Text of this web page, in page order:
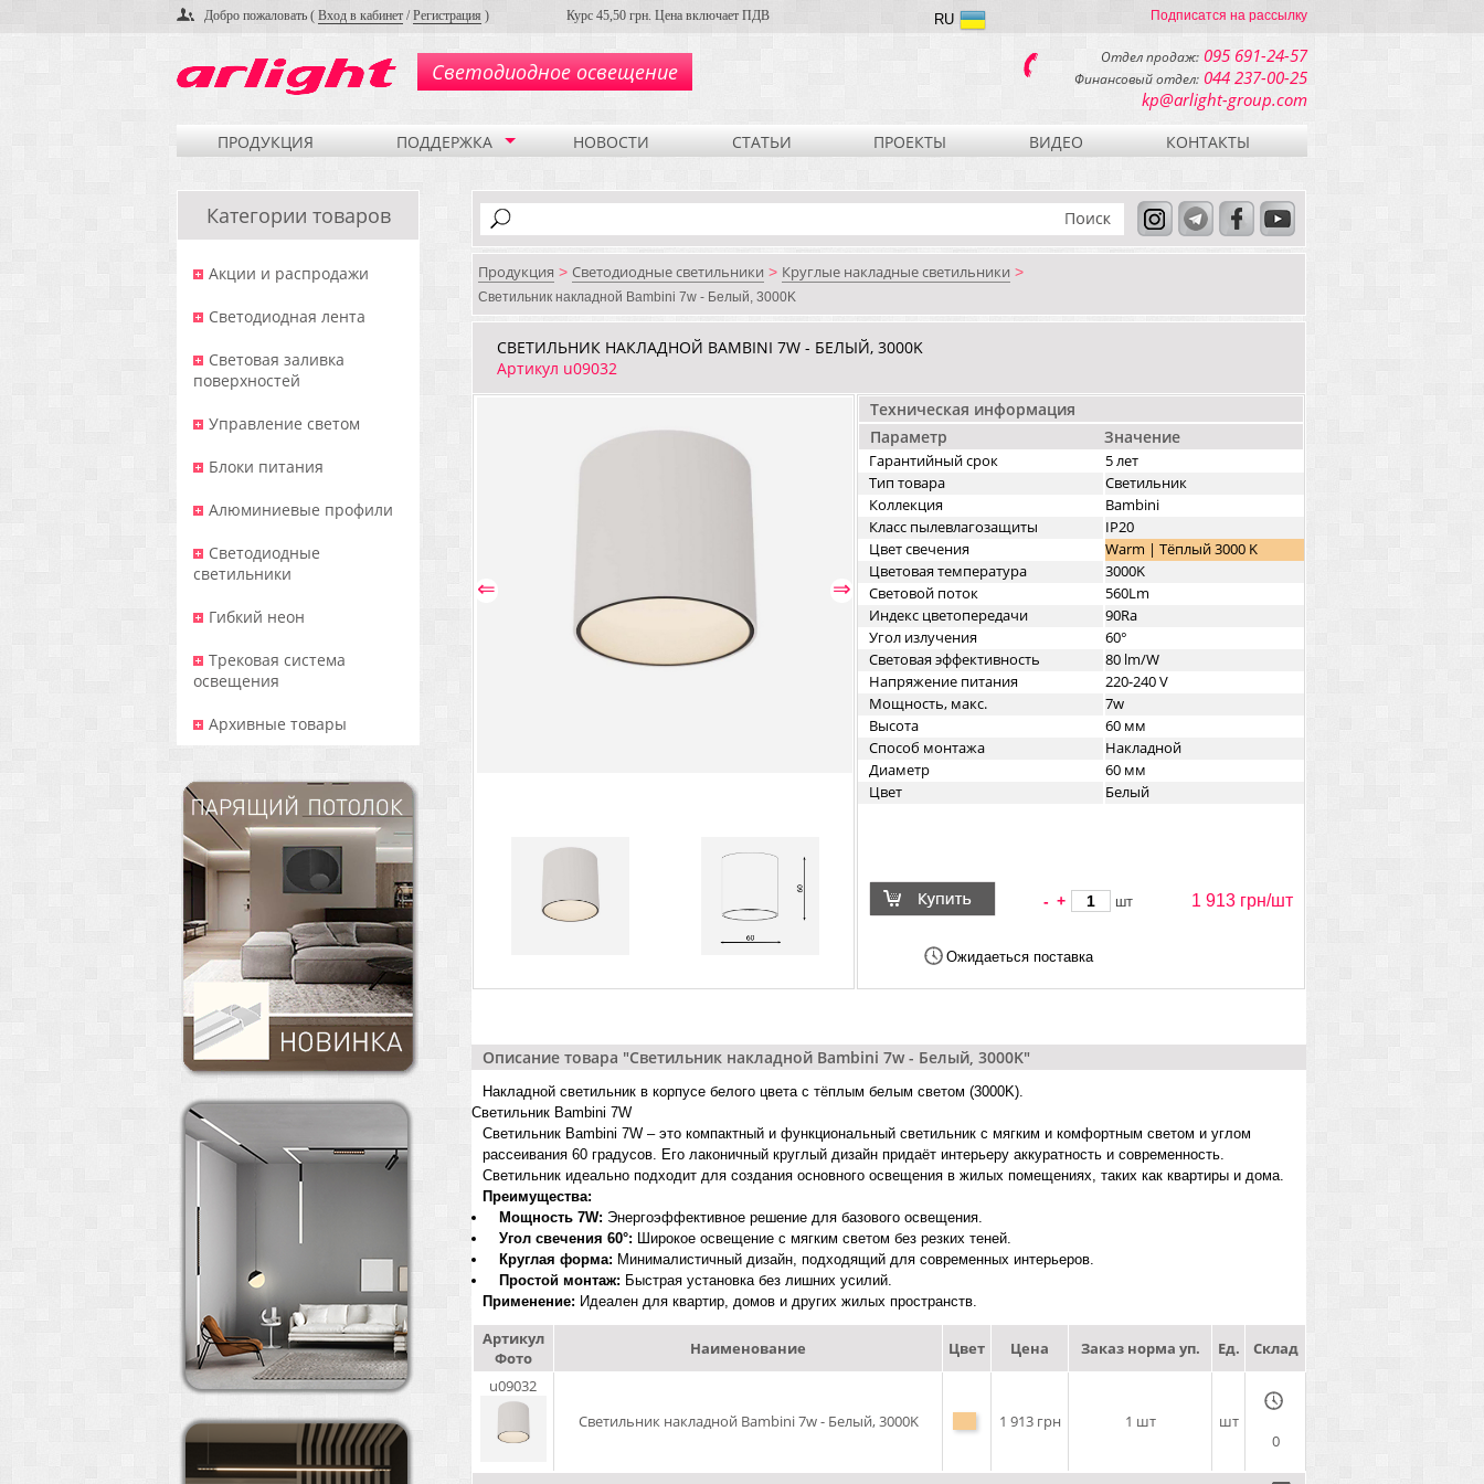
Добро пожаловать ( Вход в кабинет /Регистрация ) Курс 45,50 грн. Цена включает ПДВ Подписатся на рассылку
RU
Светодиодное освещение
Отдел продаж: 095 691-24-57
Финансовый отдел: 044 237-00-25
kp@arlight-group.com
ПРОДУКЦИЯ ПОДДЕРЖКА НОВОСТИ СТАТЬИ ПРОЕКТЫ ВИДЕО КОНТАКТЫ
Категории товаров
Акции и распродажи
Светодиодная лента
Световая заливка
поверхностей
Управление светом
Блоки питания
Алюминиевые профили
Светодиодные
светильники
Гибкий неон
Трековая система
освещения
Архивные товары
Продукция > Светодиодные светильники > Круглые накладные светильники >
Светильник накладной Bambini 7w - Белый, 3000K
СВЕТИЛЬНИК НАКЛАДНОЙ BAMBINI 7W - БЕЛЫЙ, 3000K
Артикул u09032
⇐ ⇒
Техническая информация
Параметр
Значение
Гарантийный срок
5 лет
Тип товара
Светильник
Коллекция
Bambini
Класс пылевлагозащиты
IP20
Цвет свечения
Warm | Тёплый 3000 K
Цветовая температура
3000K
Световой поток
560Lm
Индекс цветопередачи
90Ra
Угол излучения
60°
Световая эффективность
80 lm/W
Напряжение питания
220-240 V
Мощность, макс.
7w
Высота
60 мм
Способ монтажа
Накладной
Диаметр
60 мм
Цвет
Белый
- + шт 1 913 грн/шт
Ожидаеться поставка
Описание товара "Светильник накладной Bambini 7w - Белый, 3000K"
Накладной светильник в корпусе белого цвета с тёплым белым светом (3000K).
Светильник Bambini 7W
Светильник Bambini 7W – это компактный и функциональный светильник с мягким и комфортным светом и углом
рассеивания 60 градусов. Его лаконичный круглый дизайн придаёт интерьеру аккуратность и современность.
Светильник идеально подходит для создания основного освещения в жилых помещениях, таких как квартиры и дома.
Преимущества:
Мощность 7W: Энергоэффективное решение для базового освещения.
Угол свечения 60°: Широкое освещение с мягким светом без резких теней.
Круглая форма: Минималистичный дизайн, подходящий для современных интерьеров.
Простой монтаж: Быстрая установка без лишних усилий.
Применение: Идеален для квартир, домов и других жилых пространств.
Артикул
Фото
Наименование Цвет Цена Заказ норма уп. Ед.
Склад
u09032
Светильник накладной Bambini 7w - Белый, 3000K
1 913 грн 1 шт
шт
0